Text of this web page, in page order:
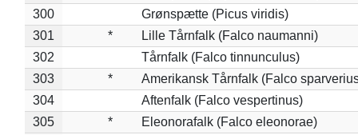
300
Grønspætte (Picus viridis)
301
*
Lille Tårnfalk (Falco naumanni)
302
Tårnfalk (Falco tinnunculus)
303
*
Amerikansk Tårnfalk (Falco
304
Aftenfalk (Falco vespertinus)
305
*
Eleonorafalk (Falco eleonorae)